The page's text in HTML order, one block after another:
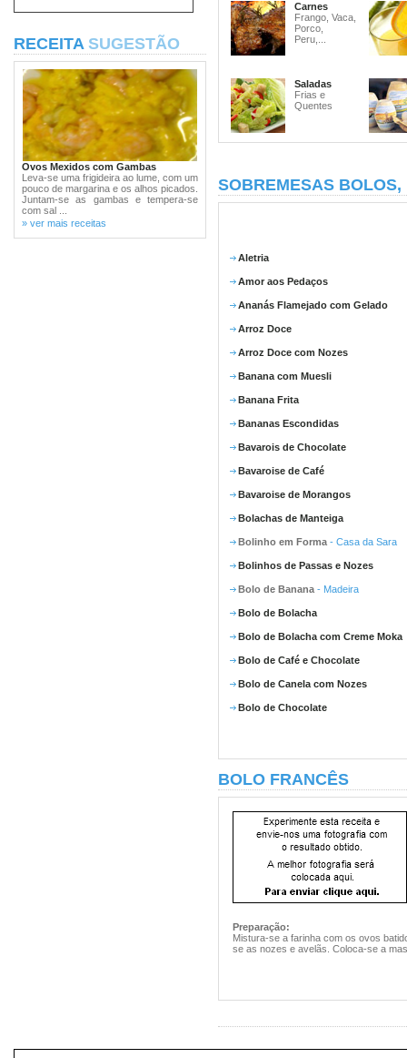
RECEITA SUGESTÃO
Ovos Mexidos com Gambas
Leva-se uma frigideira ao lume, com um
pouco de margarina e os alhos picados.
Juntam-se as gambas e tempera-se
com sal ...
» ver mais receitas
Carnes
Frango, Vaca,
Porco,
Peru,...
Saladas
Frias e
Quentes
SOBREMESAS
Aletria
Amor aos Pedaços
Ananás Flamejado com Gelado
Arroz Doce
Arroz Doce com Nozes
Banana com Muesli
Banana Frita
Bananas Escondidas
Bavarois de Chocolate
Bavaroise de Café
Bavaroise de Morangos
Bolachas de Manteiga
Bolinho em Forma - Casa da Sara
Bolinhos de Passas e Nozes
Bolo de Banana - Madeira
Bolo de Bolacha
Bolo de Bolacha com Creme Moka
Bolo de Café e Chocolate
Bolo de Canela com Nozes
Bolo de Chocolate
BOLO FRANCÊS
Preparação:
Mistura-se a farinha com os ovos
se as nozes e avelãs. Coloca-se a